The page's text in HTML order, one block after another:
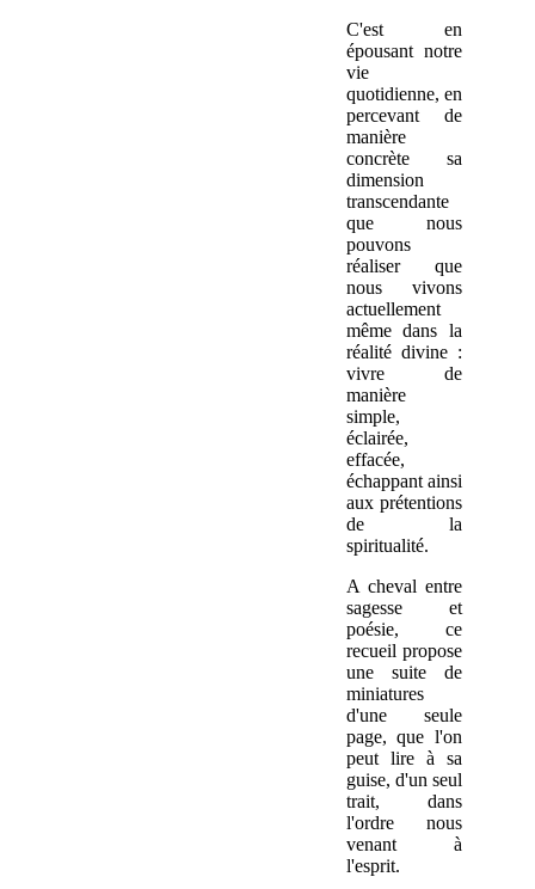
C'est en
épousant notre
vie
quotidienne, en
percevant de
manière
concrète sa
dimension
transcendante
que nous
pouvons
réaliser que
nous vivons
actuellement
même dans la
réalité divine :
vivre de
manière
simple,
éclairée,
effacée,
échappant ainsi
aux prétentions
de la
spiritualité.
A cheval entre
sagesse et
poésie, ce
recueil propose
une suite de
miniatures
d'une seule
page, que l'on
peut lire à sa
guise, d'un seul
trait, dans
l'ordre nous
venant à
l'esprit.